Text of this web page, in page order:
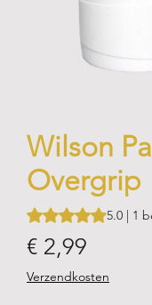
Wilson
Overgrip
Waardering is 5.0
5.0 | 1
€ 2,99
Verzendkosten